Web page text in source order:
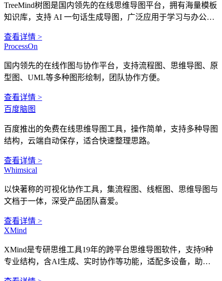
TreeMind树图是国内领先的在线思维导图平台，拥有海量模板
知识库，支持 AI 一句话生成导图，广泛应用于学习与办公场
查看详情 >
ProcessOn
国内领先的在线作图与协作平台，支持流程图、思维导图、原
型图、UML等多种图形绘制，团队协作方便。
查看详情 >
百度脑图
百度推出的免费在线思维导图工具，操作简单，支持多种导图
结构，云端自动保存，适合快速整理思路。
查看详情 >
Whimsical
以快著称的可视化协作工具，集流程图、线框图、思维导图与
文档于一体，深受产品团队喜爱。
查看详情 >
XMind
XMind是专研思维工具19年的跨平台思维导图软件，支持9种
专业结构，含AI生成、实时协作等功能，适配多设备，助力